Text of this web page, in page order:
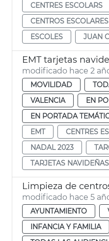
CENTRES ESCOLARS
CENTROS ESCOLARES
ESCOLES
JUAN
EMT tarjetas
modificado hace 2
MOVILIDAD
VALENCIA
EN
EN PORTADA
EMT
CENTRES
NADAL 2023
TARJETAS NAVIDEÑAS
Limpieza de
modificado hace 5
AYUNTAMIENTO
INFANCIA Y FAMILIA